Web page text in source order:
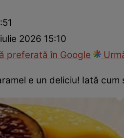
2026 15:10
preferată în Google
e un deliciu! Iată cum